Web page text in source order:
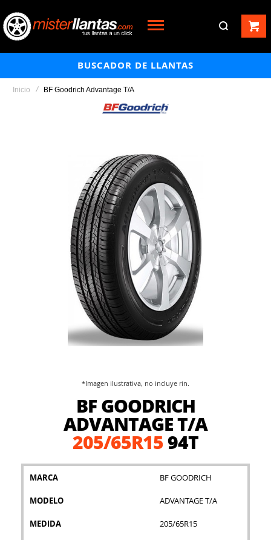
BUSCADOR DE LLANTAS
Inicio BF Goodrich Advantage T/A
BF GOODRICH
ADVANTAGE T/A
205/65R1594T
MARCA BF GOODRICH
MODELO ADVANTAGE T/A
MEDIDA 205/65R15
*Imagen ilustrativa, no incluye rin.
de
imágenes